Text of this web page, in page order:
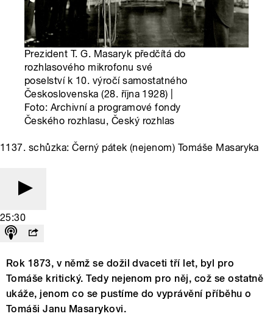
Prezident T. G. Masaryk předčítá do
rozhlasového mikrofonu své
poselství k 10. výročí samostatného
Československa (28. října 1928) |
Foto: Archivní a programové fondy
Českého rozhlasu, Český rozhlas
1137. schůzka: Černý pátek (nejenom) Tomáše Masaryka
25:30
Rok 1873, v němž se dožil dvaceti tří let, byl pro
Tomáše kritický. Tedy nejenom pro něj, což se ostatně
ukáže, jenom co se pustíme do vyprávění příběhu o
Tomáši Janu Masarykovi.